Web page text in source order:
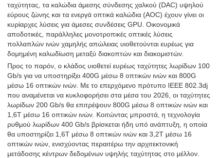
ταχύτητας, τα καλώδια άμεσης σύνδεσης χαλκού (DAC) υψηλού
εύρους ζώνης και τα ενεργά οπτικά καλώδια (AOC) έχουν γίνει οι
κυρίαρχες λύσεις για άμεσες συνδέσεις GPU. Οικονομικά
αποδοτικές, παράλληλες μονοτροπικές οπτικές λύσεις
πολλαπλών ινών χαμηλής απώλειας υιοθετούνται ευρέως για
δομημένη καλωδίωση μεταξύ διακοπτών και διακομιστών.
Προς το παρόν, ο κλάδος υιοθετεί ευρέως ταχύτητες λωρίδων 100
Gb/s για να υποστηρίξει 400G μέσω 8 οπτικών ινών και 800G
μέσω 16 οπτικών ινών. Με το επερχόμενο πρότυπο IEEE 802.3dj
που αναμένεται να κυκλοφορήσει στα μέσα του 2026, οι ταχύτητες
λωρίδων 200 Gb/s θα επιτρέψουν 800G μέσω 8 οπτικών ινών και
1,6T μέσω 16 οπτικών ινών. Κοιτώντας μπροστά, η τεχνολογία
ρυθμού λωρίδων 400 Gb/s βρίσκεται ήδη υπό ανάπτυξη, η οποία
θα υποστηρίζει 1,6T μέσω 8 οπτικών ινών και 3,2T μέσω 16
οπτικών ινών, ενισχύοντας περαιτέρω την αρχιτεκτονική
μετάδοσης κέντρων δεδομένων υψηλής ταχύτητας στο μέλλον.